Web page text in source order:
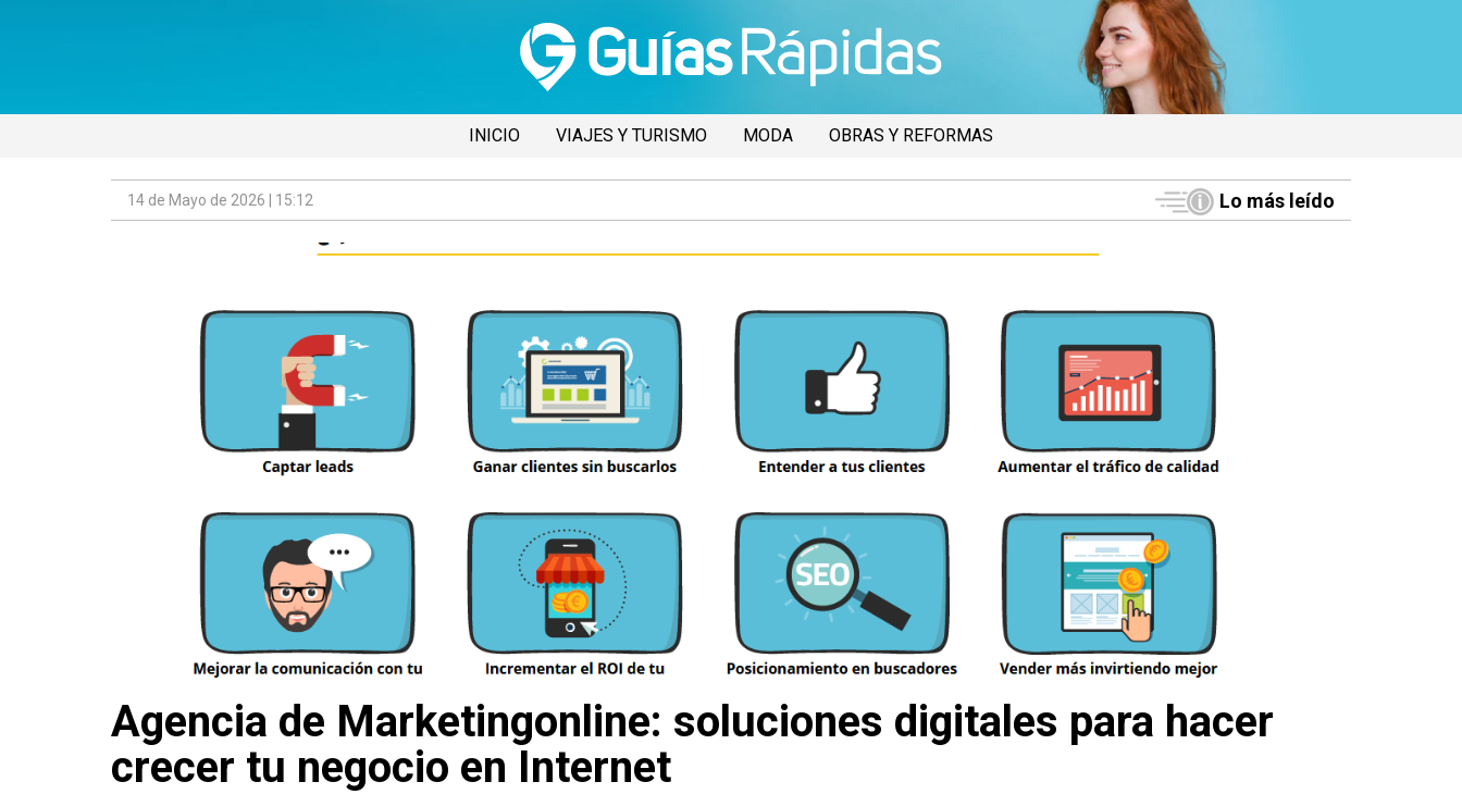
INICIO VIAJES Y TURISMO MODA OBRAS Y REFORMAS
14 de Mayo de 2026 | 15:12 Lo más leído
Agencia de Marketingonline: soluciones digitales para hacer
crecer tu negocio en Internet